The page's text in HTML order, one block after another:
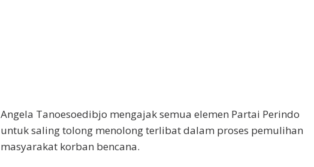
Angela Tanoesoedibjo mengajak semua elemen Partai Perindo
untuk saling tolong menolong terlibat dalam proses pemulihan
masyarakat korban bencana.